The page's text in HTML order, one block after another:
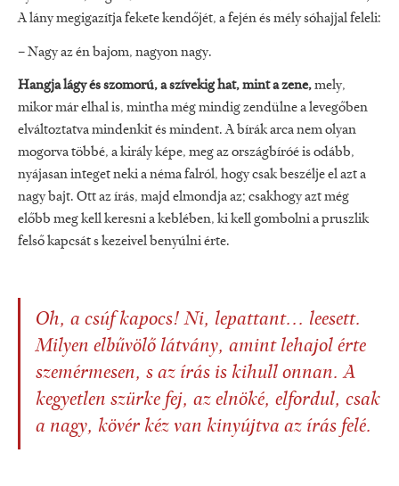
A lány megigazítja fekete kendőjét, a fején és mély sóhajjal feleli:
– Nagy az én bajom, nagyon nagy.
Hangja lágy és szomorú, a szívekig hat, mint a zene,mely,
mikor már elhal is, mintha még mindig zendülne a levegőben
elváltoztatva mindenkit és mindent. A bírák arca nem olyan
mogorva többé, a király képe, meg az országbíróé is odább,
nyájasan integet neki a néma falról, hogy csak beszélje el azt a
nagy bajt. Ott az írás, majd elmondja az; csakhogy azt még
előbb meg kell keresni a keblében, ki kell gombolni a pruszlik
felső kapcsát s kezeivel benyúlni érte.
Oh, a csúf kapocs! Ni, lepattant... leesett.
Milyen elbűvölő látvány, amint lehajol érte
szemérmesen, s az írás is kihull onnan. A
kegyetlen szürke fej, az elnöké, elfordul, csak
a nagy, kövér kéz van kinyújtva az írás felé.